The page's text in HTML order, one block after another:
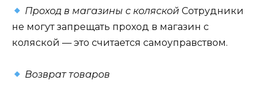
Проход в магазины с коляскойСотрудники
не могут запрещать проход в магазин с
коляской — это считается самоуправством.
Возврат товаров